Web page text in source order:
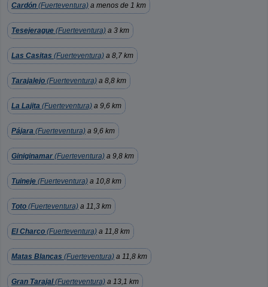
Cardón (Fuerteventura) a menos de 1 km
Tesejerague (Fuerteventura) a 3 km
Las Casitas (Fuerteventura) a 8,7 km
Tarajalejo (Fuerteventura) a 8,8 km
La Lajita (Fuerteventura) a 9,6 km
Pájara (Fuerteventura) a 9,6 km
Giniginamar (Fuerteventura) a 9,8 km
Tuineje (Fuerteventura) a 10,8 km
Toto (Fuerteventura) a 11,3 km
El Charco (Fuerteventura) a 11,8 km
Matas Blancas (Fuerteventura) a 11,8 km
Gran Tarajal(Fuerteventura) a 13,1 km